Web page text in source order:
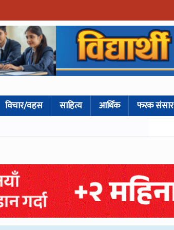
विचार/वहस साहित्य आर्थिक फरक संसार